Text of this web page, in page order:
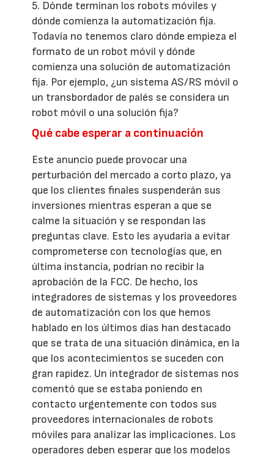
5. Dónde terminan los robots móviles y
dónde comienza la automatización fija.
Todavía no tenemos claro dónde empieza el
formato de un robot móvil y dónde
comienza una solución de automatización
fija. Por ejemplo, ¿un sistema AS/RS móvil o
un transbordador de palés se considera un
robot móvil o una solución fija?
Qué cabe esperar a continuación
Este anuncio puede provocar una
perturbación del mercado a corto plazo, ya
que los clientes finales suspenderán sus
inversiones mientras esperan a que se
calme la situación y se respondan las
preguntas clave. Esto les ayudaría a evitar
comprometerse con tecnologías que, en
última instancia, podrían no recibir la
aprobación de la FCC. De hecho, los
integradores de sistemas y los proveedores
de automatización con los que hemos
hablado en los últimos días han destacado
que se trata de una situación dinámica, en la
que los acontecimientos se suceden con
gran rapidez. Un integrador de sistemas nos
comentó que se estaba poniendo en
contacto urgentemente con todos sus
proveedores internacionales de robots
móviles para analizar las implicaciones. Los
operadores deben esperar que los modelos